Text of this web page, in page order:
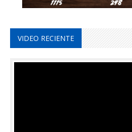
VIDEO RECIENTE